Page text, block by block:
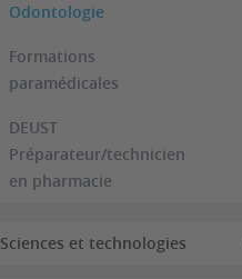
Odontologie
Formations
paramédicales
DEUST
Préparateur/technicien
en pharmacie
Sciences et technologies